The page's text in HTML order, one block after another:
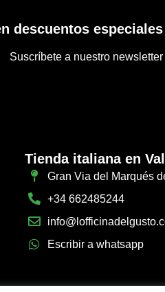
descuentos especiales
Suscríbete a nuestro newsletter
Tienda italiana en
Gran Via del Marqués
+34 662485244
Escribir a whatsapp